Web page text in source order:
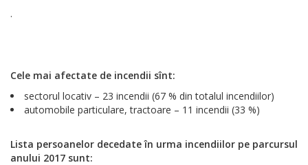
.
Cele mai afectate de incendii sînt:
sectorul locativ – 23 incendii (67 % din totalul incendiilor)
automobile particulare, tractoare – 11 incendii (33 %)
Lista persoanelor decedate în urma incendiilor pe parcursul
anului 2017 sunt: